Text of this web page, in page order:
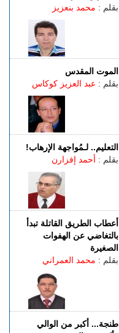
بقلم : محمد بنعزيز
الموت المقدس
بقلم : عبد العزيز كوكاس
التعليم.. لـمُواجهة الإرهاب!
بقلم : أحمد إفزارن
أعطاب الطريق القاتلة تبدأ
بالتغاضي عن الهفوات
الصغيرة
بقلم : محمد العمراني
طنجة... أكبر من الوالي